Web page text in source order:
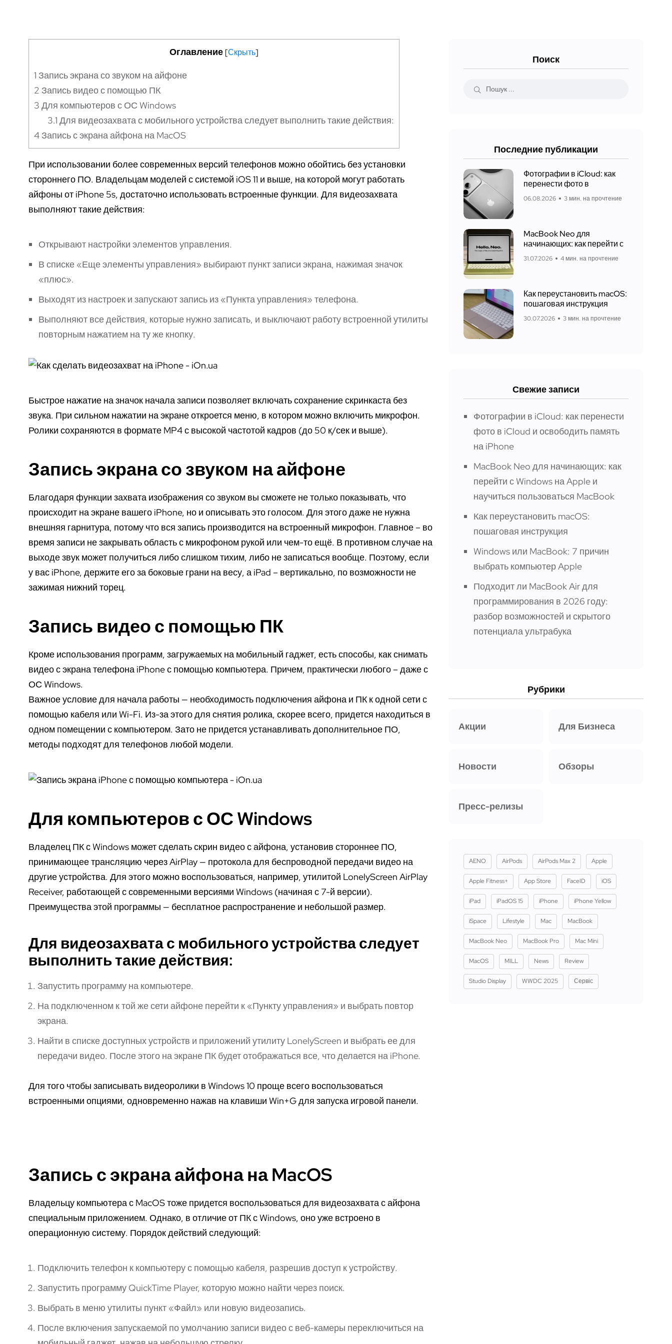
Оглавление[Скрыть]
1 Запись экрана со звуком на айфоне
2 Запись видео с помощью ПК
3 Для компьютеров с ОС Windows
3.1 Для видеозахвата с мобильного устройства следует выполнить такие действия:
4 Запись с экрана айфона на MacOS
При использовании более современных версий телефонов можно обойтись без установки
стороннего ПО. Владельцам моделей с системой iOS 11 и выше, на которой могут работать
айфоны от iPhone 5s, достаточно использовать встроенные функции. Для видеозахвата
выполняют такие действия:
Открывают настройки элементов управления.
В списке «Еще элементы управления» выбирают пункт записи экрана, нажимая значок
«плюс».
Выходят из настроек и запускают запись из «Пункта управления» телефона.
Выполняют все действия, которые нужно записать, и выключают работу встроенной утилиты
повторным нажатием на ту же кнопку.
Быстрое нажатие на значок начала записи позволяет включать сохранение скринкаста без
звука. При сильном нажатии на экране откроется меню, в котором можно включить микрофон.
Ролики сохраняются в формате MP4 с высокой частотой кадров (до 50 к/сек и выше).
Запись экрана со звуком на айфоне
Благодаря функции захвата изображения со звуком вы сможете не только показывать, что
происходит на экране вашего iPhone, но и описывать это голосом. Для этого даже не нужна
внешняя гарнитура, потому что вся запись производится на встроенный микрофон. Главное – во
время записи не закрывать область с микрофоном рукой или чем-то ещё. В противном случае на
выходе звук может получиться либо слишком тихим, либо не записаться вообще. Поэтому, если
у вас iPhone, держите его за боковые грани на весу, а iPad – вертикально, по возможности не
зажимая нижний торец.
Запись видео с помощью ПК
Кроме использования программ, загружаемых на мобильный гаджет, есть способы, как снимать
видео с экрана телефона iPhone с помощью компьютера. Причем, практически любого – даже с
ОС Windows.
Важное условие для начала работы — необходимость подключения айфона и ПК к одной сети с
помощью кабеля или Wi-Fi. Из-за этого для снятия ролика, скорее всего, придется находиться в
одном помещении с компьютером. Зато не придется устанавливать дополнительное ПО,
методы подходят для телефонов любой модели.
Для компьютеров с ОС Windows
Владелец ПК с Windows может сделать скрин видео с айфона, установив стороннее ПО,
принимающее трансляцию через AirPlay — протокола для беспроводной передачи видео на
другие устройства. Для этого можно воспользоваться, например, утилитой LonelyScreen AirPlay
Receiver, работающей с современными версиями Windows (начиная с 7-й версии).
Преимущества этой программы — бесплатное распространение и небольшой размер.
Для видеозахвата с мобильного устройства следует
выполнить такие действия:
Запустить программу на компьютере.
На подключенном к той же сети айфоне перейти к «Пункту управления» и выбрать повтор
экрана.
Найти в списке доступных устройств и приложений утилиту LonelyScreen и выбрать ее для
передачи видео. После этого на экране ПК будет отображаться все, что делается на iPhone.
Для того чтобы записывать видеоролики в Windows 10 проще всего воспользоваться
встроенными опциями, одновременно нажав на клавиши Win+G для запуска игровой панели.
Запись с экрана айфона на MacOS
Владельцу компьютера с MacOS тоже придется воспользоваться для видеозахвата с айфона
специальным приложением. Однако, в отличие от ПК с Windows, оно уже встроено в
операционную систему. Порядок действий следующий:
Подключить телефон к компьютеру с помощью кабеля, разрешив доступ к устройству.
Запустить программу QuickTime Player, которую можно найти через поиск.
Выбрать в меню утилиты пункт «Файл» или новую видеозапись.
После включения запускаемой по умолчанию записи видео с веб-камеры переключиться на
Поиск
Последние публикации
Фотографии в iCloud: как
перенести фото в
06.08.2026 3 мин. на прочтение
MacBook Neo для
начинающих: как перейти с
31.07.2026 4 мин. на прочтение
Как переустановить macOS:
пошаговая инструкция
30.07.2026 3 мин. на прочтение
Свежие записи
Фотографии в iCloud: как перенести
фото в iCloud и освободить память
на iPhone
MacBook Neo для начинающих: как
перейти с Windows на Apple и
научиться пользоваться MacBook
Как переустановить macOS:
пошаговая инструкция
Windows или MacBook: 7 причин
выбрать компьютер Apple
Подходит ли MacBook Air для
программирования в 2026 году:
разбор возможностей и скрытого
потенциала ультрабука
Рубрики
Акции Для Бизнеса
Новости Обзоры
Пресс-релизы
AENO AirPods AirPods Max 2 Apple
Apple Fitness+ App Store FaceID iOS
iPad iPadOS 15 iPhone iPhone Yellow
iSpace Lifestyle Mac MacBook
MacBook Neo MacBook Pro Mac Mini
MacOS MILL News Review
Studio Display WWDC 2025 Сервіс